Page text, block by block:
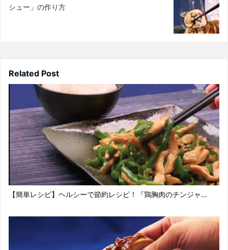
シュー」の作り方
Related Post
【簡単レシピ】ヘルシーで節約レシピ！『鶏胸肉のチンジャ...